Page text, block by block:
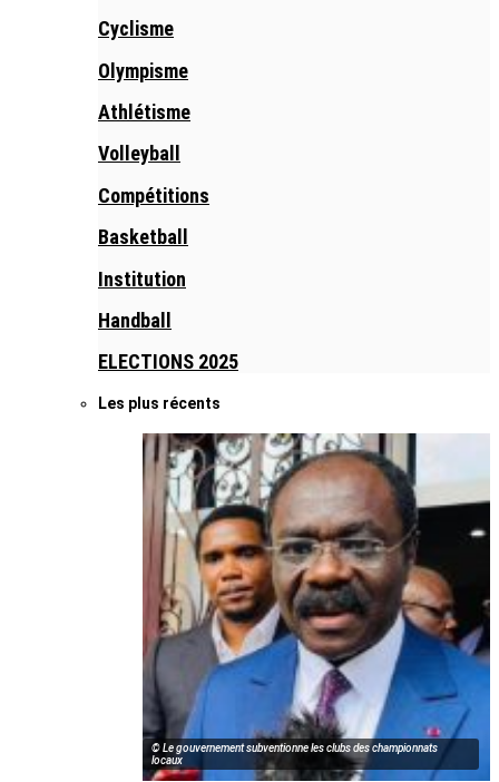
Cyclisme
Olympisme
Athlétisme
Volleyball
Compétitions
Basketball
Institution
Handball
ELECTIONS 2025
Les plus récents
© Le gouvernement subventionne les clubs des championnats
locaux